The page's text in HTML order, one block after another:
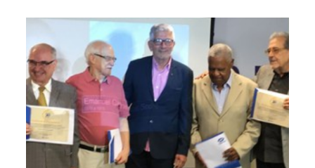
Intensifica
Participação
Em
Colação
De
Grau
E
Palestras
Em
Instituições
De
Ensino